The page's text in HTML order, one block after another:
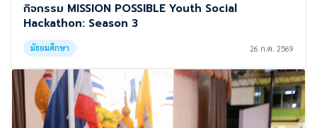
กิจกรรม MISSION POSSIBLE Youth Social
Hackathon: Season 3
มัธยมศึกษา 26 ก.ค. 2569